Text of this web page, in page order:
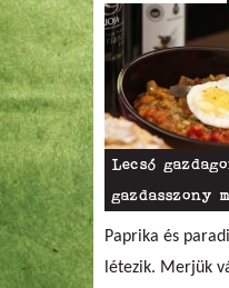
Lecsó
gazdasszony
Paprika és
létezik. Merjük